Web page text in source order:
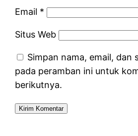
Email *
Situs Web
Simpan nama, email, dan
pada peramban ini untuk
berikutnya.